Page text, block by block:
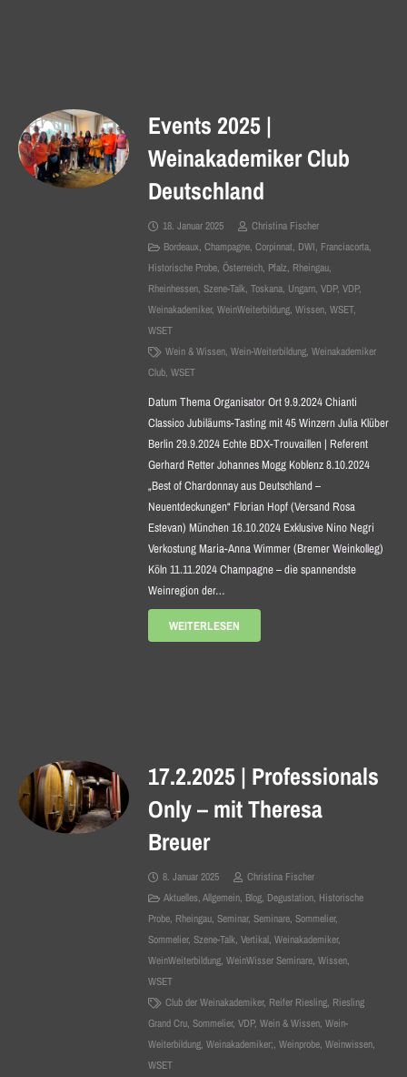
Events 2025 |
Weinakademiker Club
Deutschland
18. Januar 2025
Christina Fischer
Bordeaux,Champagne,Corpinnat, DWI, Franciacorta,
Historische Probe, Österreich, Pfalz, Rheingau,
Rheinhessen, Szene-Talk, Toskana, Ungarn, VDP, VDP,
Weinakademiker, WeinWeiterbildung, Wissen, WSET,
WSET
Wein & Wissen,Wein-Weiterbildung,Weinakademiker
Club, WSET
Datum Thema Organisator Ort 9.9.2024 Chianti
Classico Jubiläums-Tasting mit 45 Winzern Julia Klüber
Berlin 29.9.2024 Echte BDX-Trouvaillen | Referent
Gerhard Retter Johannes Mogg Koblenz 8.10.2024
„Best of Chardonnay aus Deutschland –
Neuentdeckungen“ Florian Hopf (Versand Rosa
Estevan) München 16.10.2024 Exklusive Nino Negri
Verkostung Maria-Anna Wimmer (Bremer Weinkolleg)
Köln 11.11.2024 Champagne – die spannendste
Weinregion der…
WEITERLESEN
17.2.2025 | Professionals
Only – mit Theresa
Breuer
8. Januar 2025
Christina Fischer
Aktuelles,Allgemein, Blog, Degustation, Historische
Probe, Rheingau, Seminar, Seminare, Sommelier,
Sommelier, Szene-Talk, Vertikal, Weinakademiker,
WeinWeiterbildung, WeinWisser Seminare, Wissen,
WSET
Club der Weinakademiker, Reifer Riesling, Riesling
Grand Cru, Sommelier, VDP, Wein & Wissen, Wein-
Weiterbildung, Weinakademiker;, Weinprobe, Weinwissen,
WSET